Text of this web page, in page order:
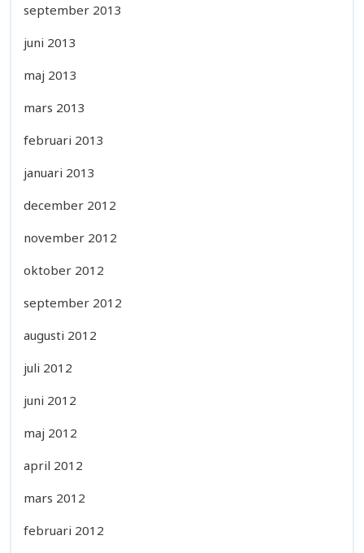
september 2013
juni 2013
maj 2013
mars 2013
februari 2013
januari 2013
december 2012
november 2012
oktober 2012
september 2012
augusti 2012
juli 2012
juni 2012
maj 2012
april 2012
mars 2012
februari 2012